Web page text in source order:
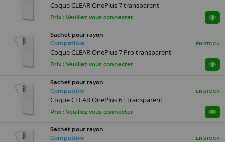
Coque CLEAR OnePlus 7 transparent
Prix : Veuillez vous connecter
Sachet pour rayon
Compatible
EN STOCK
Coque CLEAR OnePlus 7 Pro transparent
Prix : Veuillez vous connecter
Sachet pour rayon
Compatible
EN STOCK
Coque CLEAR OnePlus 6T transparent
Prix : Veuillez vous connecter
Sachet pour rayon
Compatible
EN STOCK